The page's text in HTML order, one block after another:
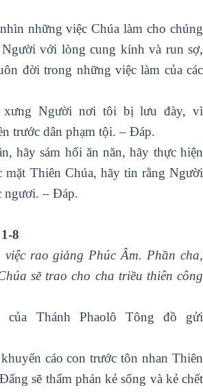
những việc Chúa làm cho chúng
với lòng cung kính và run sợ,
đời trong những việc làm của các
xưng Người nơi tôi bị lưu đày, vì
trước dân phạm tội. – Ðáp.
hãy sám hối ăn năn, hãy thực hiện
mặt Thiên Chúa, hãy tin rằng Người
ngươi. – Ðáp.
8
rao giảng Phúc Âm. Phần cha,
sẽ trao cho cha triều thiên công
Thánh Phaolô Tông đồ gửi
cáo con trước tôn nhan Thiên
sẽ thẩm phán kẻ sống và kẻ chết